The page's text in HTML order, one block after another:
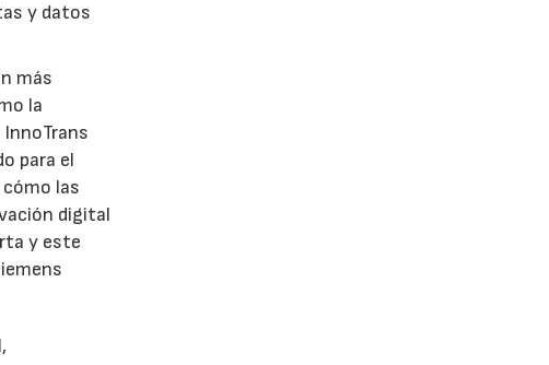
y datos
más
la
para el
las
digital
y este